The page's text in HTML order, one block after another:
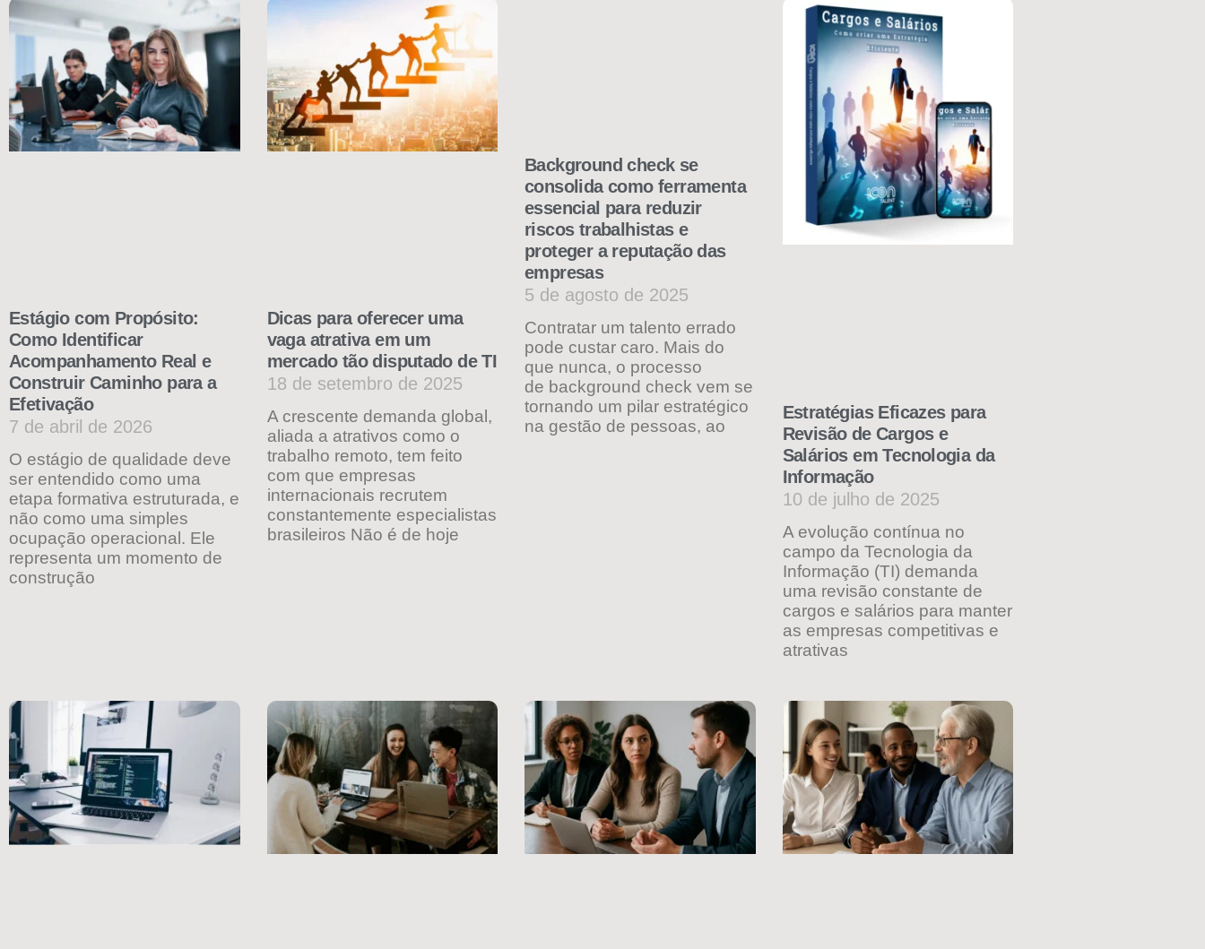
Estágio com Propósito:
Como Identificar
Acompanhamento Real e
Construir Caminho para a
Efetivação
7 de abril de 2026
O estágio de qualidade deve
ser entendido como uma
etapa formativa estruturada, e
não como uma simples
ocupação operacional. Ele
representa um momento de
construção
Dicas para oferecer uma
vaga atrativa em um
mercado tão disputado de TI
18 de setembro de 2025
A crescente demanda global,
aliada a atrativos como o
trabalho remoto, tem feito
com que empresas
internacionais recrutem
constantemente especialistas
brasileiros Não é de hoje
Background check se
consolida como ferramenta
essencial para reduzir
riscos trabalhistas e
proteger a reputação das
empresas
5 de agosto de 2025
Contratar um talento errado
pode custar caro. Mais do
que nunca, o processo
de background check vem se
tornando um pilar estratégico
na gestão de pessoas, ao
Estratégias Eficazes para
Revisão de Cargos e
Salários em Tecnologia da
Informação
10 de julho de 2025
A evolução contínua no
campo da Tecnologia da
Informação (TI) demanda
uma revisão constante de
cargos e salários para manter
as empresas competitivas e
atrativas